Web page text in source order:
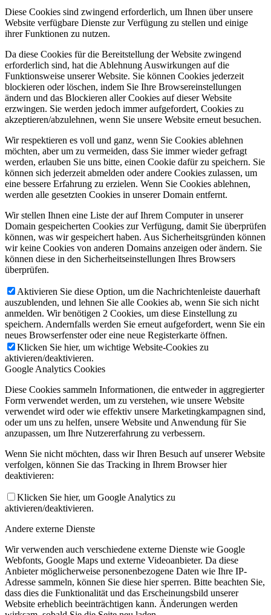
Diese Cookies sind zwingend erforderlich, um Ihnen über unsere
Website verfügbare Dienste zur Verfügung zu stellen und einige
ihrer Funktionen zu nutzen.
Da diese Cookies für die Bereitstellung der Website zwingend
erforderlich sind, hat die Ablehnung Auswirkungen auf die
Funktionsweise unserer Website. Sie können Cookies jederzeit
blockieren oder löschen, indem Sie Ihre Browsereinstellungen
ändern und das Blockieren aller Cookies auf dieser Website
erzwingen. Sie werden jedoch immer aufgefordert, Cookies zu
akzeptieren/abzulehnen, wenn Sie unsere Website erneut besuchen.
Wir respektieren es voll und ganz, wenn Sie Cookies ablehnen
möchten, aber um zu vermeiden, dass Sie immer wieder gefragt
werden, erlauben Sie uns bitte, einen Cookie dafür zu speichern. Sie
können sich jederzeit abmelden oder andere Cookies zulassen, um
eine bessere Erfahrung zu erzielen. Wenn Sie Cookies ablehnen,
werden alle gesetzten Cookies in unserer Domain entfernt.
Wir stellen Ihnen eine Liste der auf Ihrem Computer in unserer
Domain gespeicherten Cookies zur Verfügung, damit Sie überprüfen
können, was wir gespeichert haben. Aus Sicherheitsgründen können
wir keine Cookies von anderen Domains anzeigen oder ändern. Sie
können diese in den Sicherheitseinstellungen Ihres Browsers
überprüfen.
Aktivieren Sie diese Option, um die Nachrichtenleiste dauerhaft
auszublenden, und lehnen Sie alle Cookies ab, wenn Sie sich nicht
anmelden. Wir benötigen 2 Cookies, um diese Einstellung zu
speichern. Andernfalls werden Sie erneut aufgefordert, wenn Sie ein
neues Browserfenster oder eine neue Registerkarte öffnen.
Klicken Sie hier, um wichtige Website-Cookies zu
aktivieren/deaktivieren.
Google Analytics Cookies
Diese Cookies sammeln Informationen, die entweder in aggregierter
Form verwendet werden, um zu verstehen, wie unsere Website
verwendet wird oder wie effektiv unsere Marketingkampagnen sind,
oder um uns zu helfen, unsere Website und Anwendung für Sie
anzupassen, um Ihre Nutzererfahrung zu verbessern.
Wenn Sie nicht möchten, dass wir Ihren Besuch auf unserer Website
verfolgen, können Sie das Tracking in Ihrem Browser hier
deaktivieren:
Klicken Sie hier, um Google Analytics zu
aktivieren/deaktivieren.
Andere externe Dienste
Wir verwenden auch verschiedene externe Dienste wie Google
Webfonts, Google Maps und externe Videoanbieter. Da diese
Anbieter möglicherweise personenbezogene Daten wie Ihre IP-
Adresse sammeln, können Sie diese hier sperren. Bitte beachten Sie,
dass dies die Funktionalität und das Erscheinungsbild unserer
Website erheblich beeinträchtigen kann. Änderungen werden